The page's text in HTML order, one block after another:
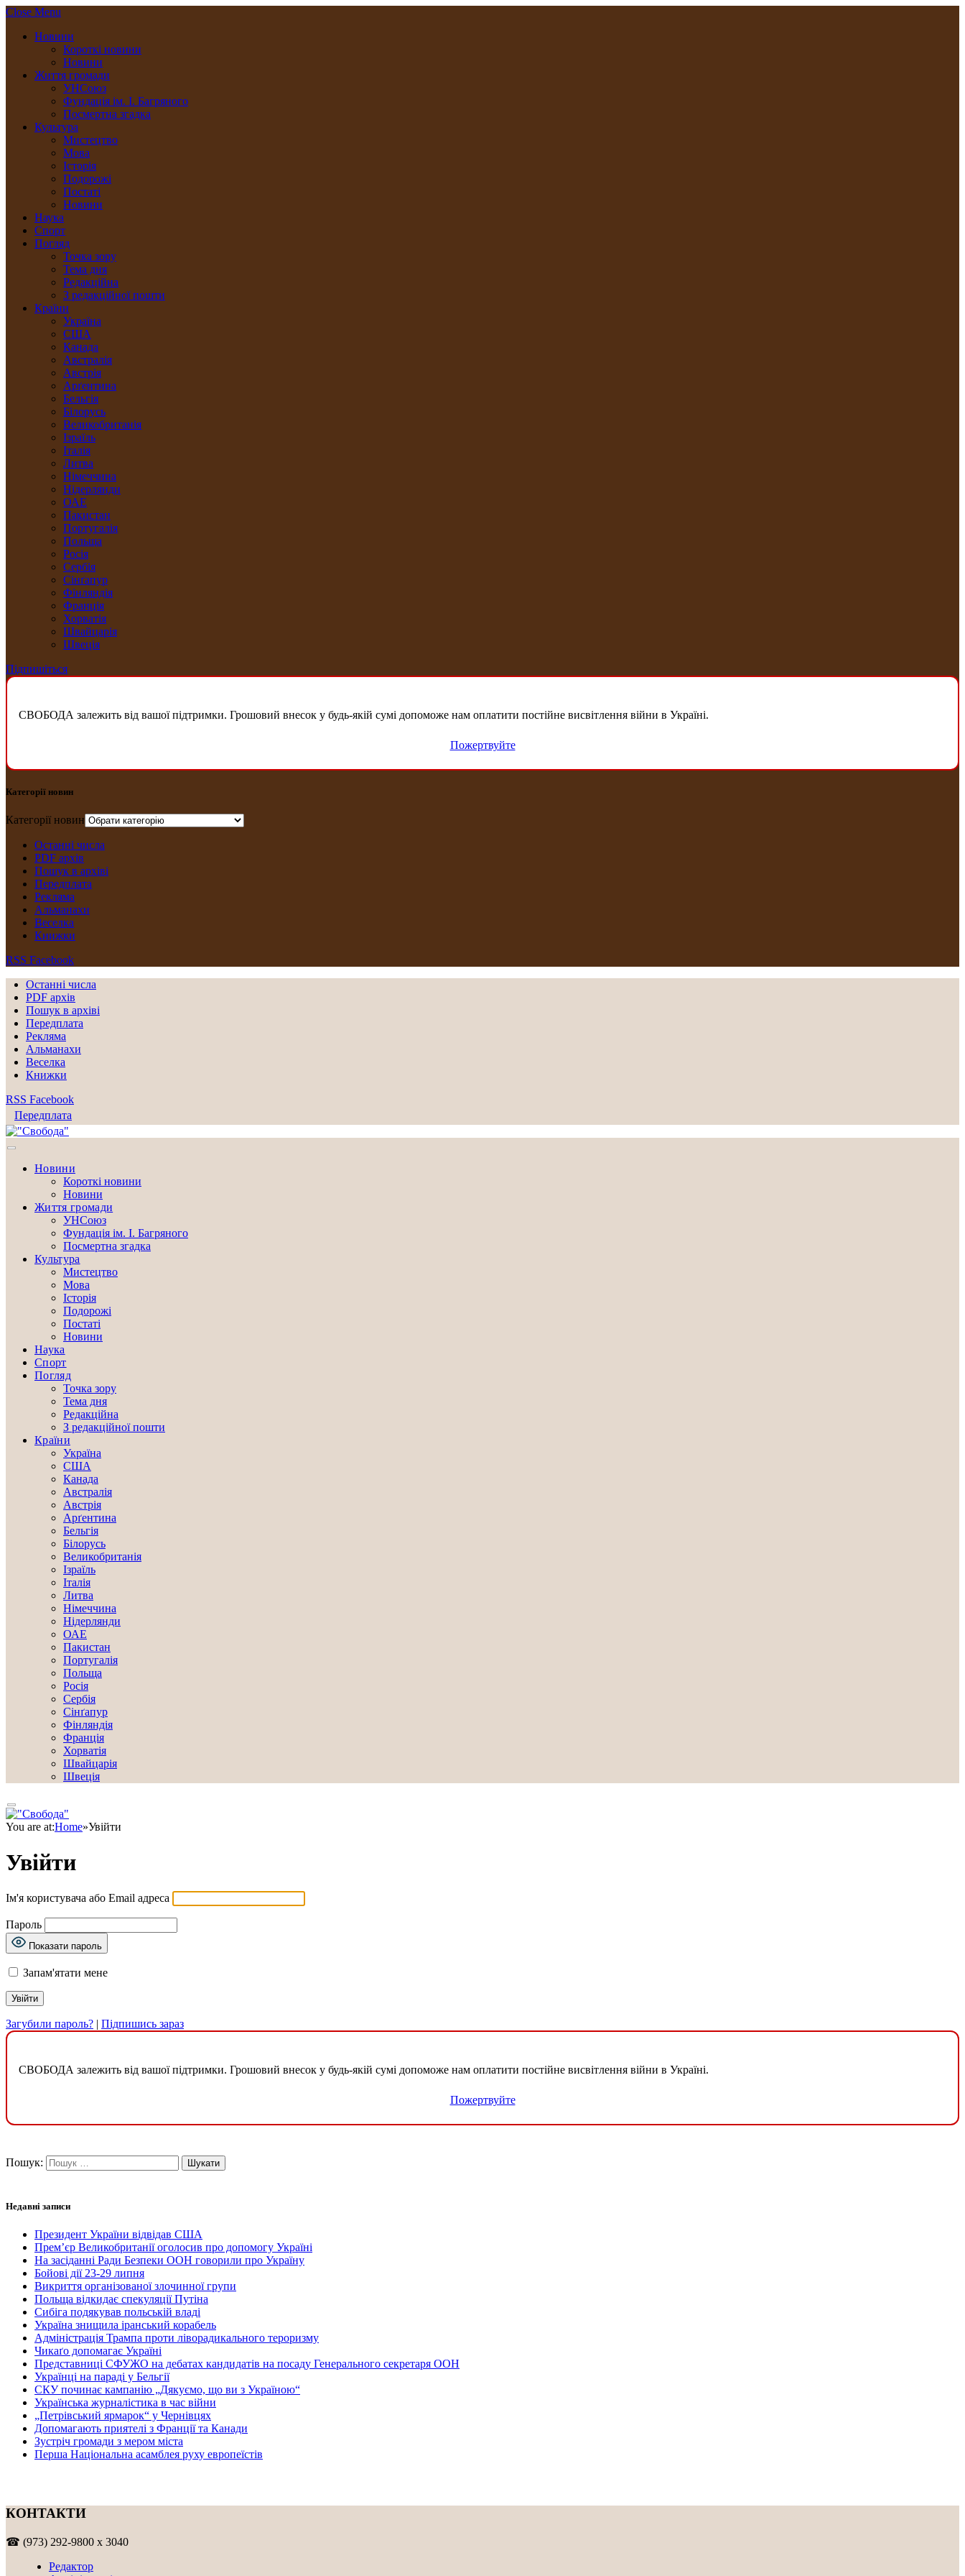
Close Menu
Новини
Короткі новини
Новини
Життя громади
УНСоюз
Фундація ім. І. Багряного
Посмертна згадка
Культура
Мистецтво
Мова
Історія
Подорожі
Постаті
Новини
Наука
Спорт
Погляд
Точка зору
Тема дня
Редакційна
З редакційної пошти
Країни
Україна
США
Канада
Австралія
Австрія
Арґентина
Бельгія
Білорусь
Великобританія
Ізраїль
Італія
Литва
Німеччина
Нідерлянди
ОАЕ
Пакистан
Португалія
Польща
Росія
Сербія
Сінґапур
Фінляндія
Франція
Хорватія
Швайцарія
Швеція
Підпишіться
СВОБОДА залежить від вашої підтримки. Грошовий внесок у будь-якій сумі допоможе нам оплатити постійне висвітлення війни в Україні.
Пожертвуйте
Категорії новин
Категорії новин
Останні числа
PDF архів
Пошук в архіві
Передплата
Рекляма
Альманахи
Веселка
Книжки
RSS Facebook
Останні числа
PDF архів
Пошук в архіві
Передплата
Рекляма
Альманахи
Веселка
Книжки
RSS Facebook
Передплата
Новини
Короткі новини
Новини
Життя громади
УНСоюз
Фундація ім. І. Багряного
Посмертна згадка
Культура
Мистецтво
Мова
Історія
Подорожі
Постаті
Новини
Наука
Спорт
Погляд
Точка зору
Тема дня
Редакційна
З редакційної пошти
Країни
Україна
США
Канада
Австралія
Австрія
Арґентина
Бельгія
Білорусь
Великобританія
Ізраїль
Італія
Литва
Німеччина
Нідерлянди
ОАЕ
Пакистан
Португалія
Польща
Росія
Сербія
Сінґапур
Фінляндія
Франція
Хорватія
Швайцарія
Швеція
You are at:Home»Увійти
Увійти
Ім'я користувача або Email адреса
Пароль
Показати пароль
Запам'ятати мене
Загубили пароль? | Підпишись зараз
СВОБОДА залежить від вашої підтримки. Грошовий внесок у будь-якій сумі допоможе нам оплатити постійне висвітлення війни в Україні.
Пожертвуйте
Пошук:
Недавні записи
Президент України відвідав США
Прем’єр Великобританії оголосив про допомогу Україні
На засіданні Ради Безпеки ООН говорили про Україну
Бойові дії 23-29 липня
Викриття організованої злочинної групи
Польща відкидає спекуляції Путіна
Сибіга подякував польській владі
Україна знищила іранський корабель
Адміністрація Трампа проти ліворадикального тероризму
Чикаґо допомагає Україні
Представниці СФУЖО на дебатах кандидатів на посаду Генерального секретаря ООН
Українці на параді у Бельгії
СКУ починає кампанію „Дякуємо, що ви з Україною“
Українська журналістика в час війни
„Петрівський ярмарок“ у Чернівцях
Допомагають приятелі з Франції та Канади
Зустріч громади з мером міста
Перша Національна асамблея руху европеїстів
КОНТАКТИ
☎ (973) 292-9800 x 3040
Редактор